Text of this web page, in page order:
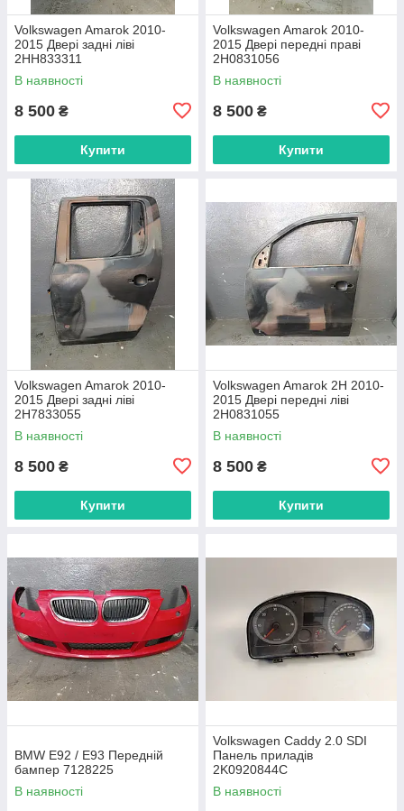
Volkswagen Amarok 2010-
2015 Двері задні ліві
2HH833311
В наявності
8 500 ₴
Купити
Volkswagen Amarok 2010-
2015 Двері передні праві
2H0831056
В наявності
8 500 ₴
Купити
Volkswagen Amarok 2010-
2015 Двері задні ліві
2H7833055
В наявності
8 500 ₴
Купити
Volkswagen Amarok 2H 2010-
2015 Двері передні ліві
2H0831055
В наявності
8 500 ₴
Купити
BMW E92 / E93 Передній
бампер 7128225
В наявності
Volkswagen Caddy 2.0 SDI
Панель приладів
2K0920844C
В наявності